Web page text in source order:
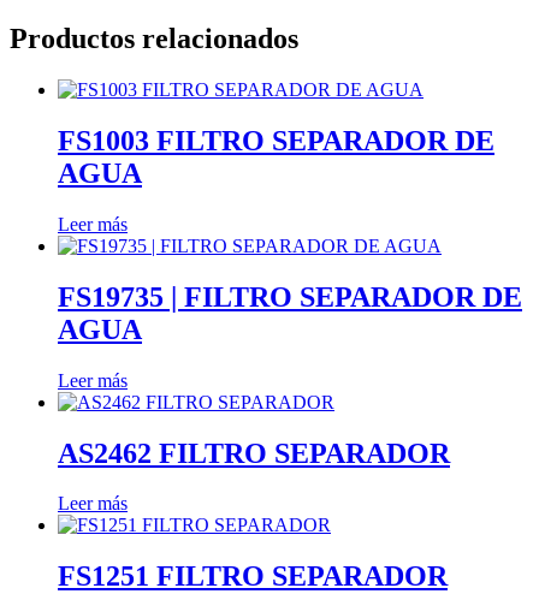
Productos relacionados
FS1003 FILTRO SEPARADOR DE
AGUA
Leer más
FS19735 | FILTRO SEPARADOR DE
AGUA
Leer más
AS2462 FILTRO SEPARADOR
Leer más
FS1251 FILTRO SEPARADOR